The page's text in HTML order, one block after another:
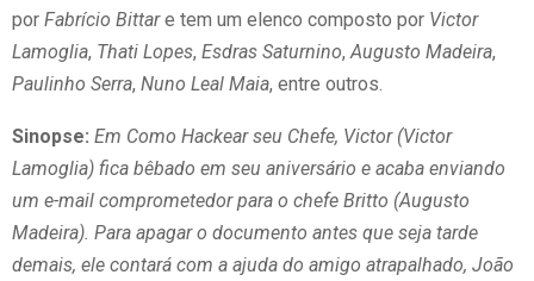
por Fabrício Bittare tem um elenco composto por Victor
Lamoglia, Thati Lopes, Esdras Saturnino, Augusto Madeira,
Paulinho Serra, Nuno Leal Maia, entre outros.
Sinopse: Em Como Hackear seu Chefe, Victor (Victor
Lamoglia) fica bêbado em seu aniversário e acaba enviando
um e-mail comprometedor para o chefe Britto (Augusto
Madeira). Para apagar o documento antes que seja tarde
demais, ele contará com a ajuda do amigo atrapalhado, João